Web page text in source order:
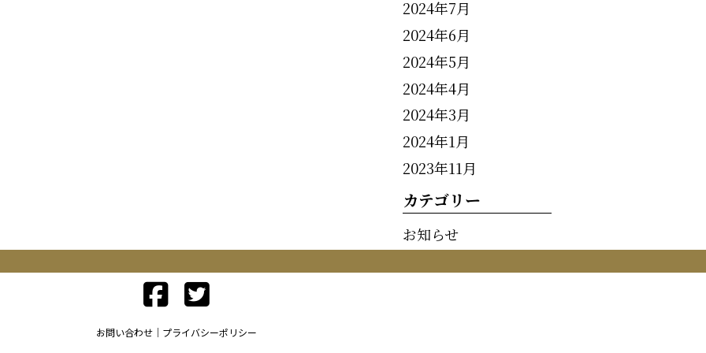
2024年7月
2024年6月
2024年5月
2024年4月
2024年3月
2024年1月
2023年11月
カテゴリー
お知らせ
お問い合わせ プライバシーポリシー